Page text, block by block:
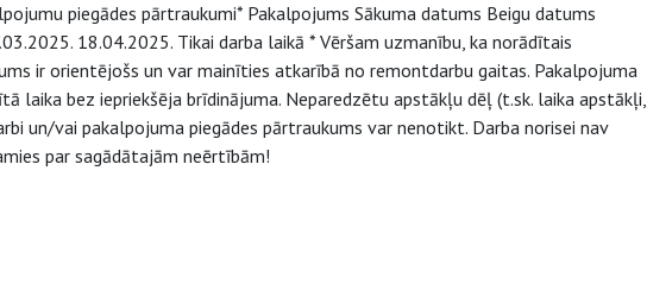
piegādes pārtraukumi* Pakalpojums Sākuma datums Beigu datums
18.04.2025. Tikai darba laikā * Vēršam uzmanību, ka norādītais
ir orientējošs un var mainīties atkarībā no remontdarbu gaitas. Pakalpojuma
laika bez iepriekšēja brīdinājuma. Neparedzētu apstākļu dēļ (t.sk. laika apstākļi,
un/vai pakalpojuma piegādes pārtraukums var nenotikt. Darba norisei nav
par sagādātajām neērtībām!